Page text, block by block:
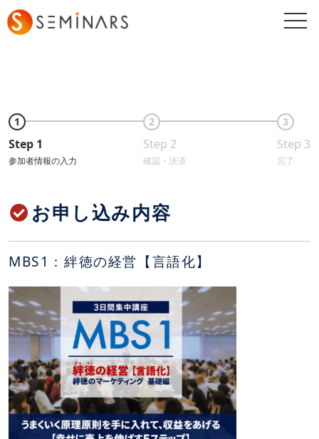
1
Step 1
参加者情報の入力
2
Step 2
確認・決済
3
Step 3
完了
お申し込み内容
MBS1：絆徳の経営【言語化】